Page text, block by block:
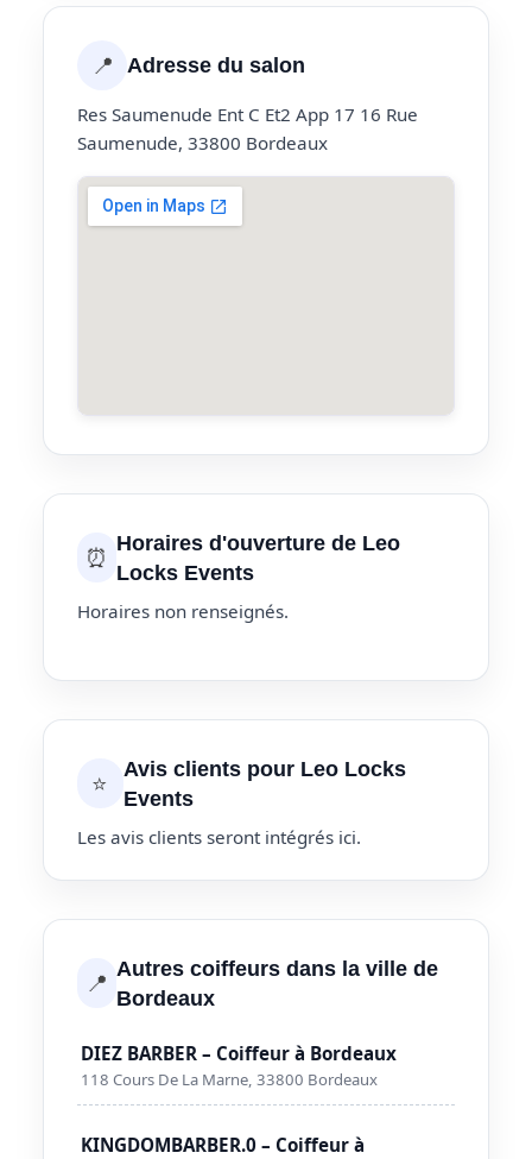
📍 Adresse du salon
Res Saumenude Ent C Et2 App 17 16 Rue
Saumenude, 33800 Bordeaux
⏰ Horaires d'ouverture de Leo
Locks Events
Horaires non renseignés.
⭐
Avis clients pour Leo Locks
Events
Les avis clients seront intégrés ici.
📍 Autres coiffeurs dans la ville de
Bordeaux
DIEZ BARBER – Coiffeur à Bordeaux
118 Cours De La Marne, 33800 Bordeaux
KINGDOMBARBER.0 – Coiffeur à